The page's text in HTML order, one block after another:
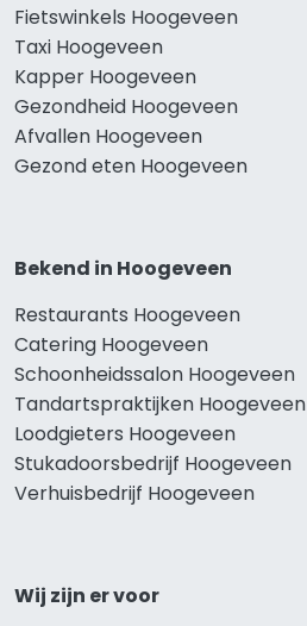
Fietswinkels Hoogeveen
Taxi Hoogeveen
Kapper Hoogeveen
Gezondheid Hoogeveen
Afvallen Hoogeveen
Gezond eten Hoogeveen
Bekend in Hoogeveen
Restaurants Hoogeveen
Catering Hoogeveen
Schoonheidssalon Hoogeveen
Tandartspraktijken Hoogeveen
Loodgieters Hoogeveen
Stukadoorsbedrijf Hoogeveen
Verhuisbedrijf Hoogeveen
Wij zijn er voor